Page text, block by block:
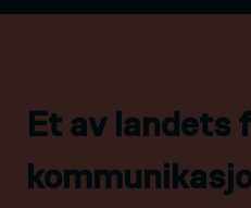
Et av landets